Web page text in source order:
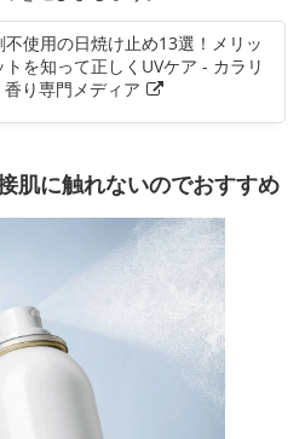
使用の日焼け止め13選！メリッ
トを知って正しくUVケア - カラリ
り専門メディア
肌に触れないのでおすすめ